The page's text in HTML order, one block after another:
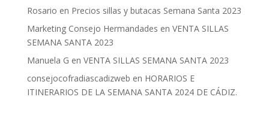
Rosario en Precios sillas y butacas Semana Santa 2023
Marketing Consejo Hermandades en VENTA SILLAS
SEMANA SANTA 2023
Manuela G en VENTA SILLAS SEMANA SANTA 2023
consejocofradiascadizweb en HORARIOS E
ITINERARIOS DE LA SEMANA SANTA 2024 DE CÁDIZ.